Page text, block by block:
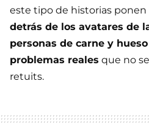
este tipo de historias
detrás de los avatares de
personas de carne y
problemas reales que no
retuits.